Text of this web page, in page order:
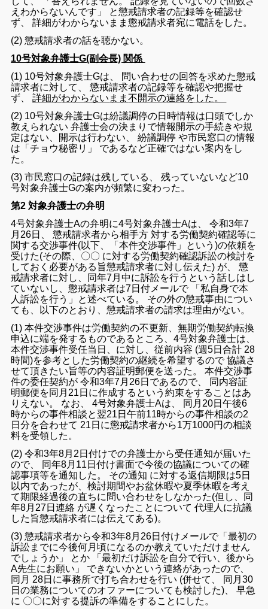
え わからないんです 」 と懲戒請求者の記録等を確認せ
ず 、詳細がわからない まま懲戒請求者宛に電話を した 。
(2)懲戒請求者の話を聴かない。
10号対象弁護士G(副会長) 関係
(1) 10号対象弁護士Gは 問い合わせの回答を求めた懲戒
請求者に対して 、懲戒請求者の記録等を確認や把握せ
ず 、詳細がわからない まま不開示の連絡を した 。
(2) 10号対象弁護士Gは紛議調停の日時情報は口頭でしか
教え られない弁護士会の決まり で情報 開示の手続きや規
定はない 開示は行わない 、紛議調停や市民窓口の情報
は 「チョウ秘密リ 」 であるなど正確ではない案内を し
た 。
(3)市民窓口の記録は残している 、残っていないなど10
号対象弁護士Gの案内が頻繁に変わった 。
第2 対象弁護士の弁明
4号対象弁護士Aの弁明に4号対象弁護士Aは 、令和3年7
月 26日 、懲戒請求者から相手方対する労働契約確認等に
関する交渉事件(以下 「本件交渉事件 」 という)の依頼を
受けた(その際 、〇〇 に対する労働契約確認訴訟の検討を
しておく 必要がある 旨懲戒請求者に対し伝え た) が 、懲
戒請求者に対し 同年7月中に訴訟を行う という話しは し
ていない し 、懲戒請求者は7日付 メールで 「私自身で本
人訴訟を行う 」 と述べている 。 その外の懲戒事由につい
て も 以下のとおり 、懲戒請求者の請求は理由がない。
(1)本件交渉事件は労働契約の不更新 、無期労働契約転換
申込に端を発する ものである ところ 、4号対象弁護士は
本件交渉事件受任当日 に対し 、従前内容 (週5日合計 28
時間)を参考と した労働契約の継続を希望するので協議さ
せて頂き たい旨等の内容証明郵便を送った 。本件交渉事
件の委任契約が令和3年7月 26日 であるので、 同 内容証
明郵便を同月 21 日 に作成する と い う約束をする こと はあ
りえ ない。 なお 、4号対象弁護士Aは 同月 20日午後6
時からの事件相談と 翌21 日午前11時からの事件相談の2
日分を合わせて 21 日 に懲戒請求者から1万1000円の相談
料を受領した 。
(2)令和3年8月 2 日付けでの弁護士から受任通知が届いた
ので、 同年8月 11 日付け書面で今後の協議についての確
認事項等を通知 した 。 その通知 に対する返信期限は5日
以内であったが 、検討期間やお盆休暇や夏季休暇を考え
て期限経過後の直ちに 問い合わせを しなかった(但し
同
年8月 27日連絡 が遅く なった こと について代理人 に抗議
した 旨懲戒請求者には伝えてある)。
(3)懲戒請求者から令和3年8月 26日付け メールで「最初の
訴訟までに今後何月頃になるのか教えていただけ ません
でしょ うか 」 とか 「最初だけ訴訟を自分で行い 、後から
A先生にお願い 」 でき ないかという連絡があったので、
同月 28日 に事務所で打ち合わせを行い (併せて 同月30
日の業務についてのオファーについて も検討した) 、早急
に 〇〇に対する提訴の準備をする こと に した 。